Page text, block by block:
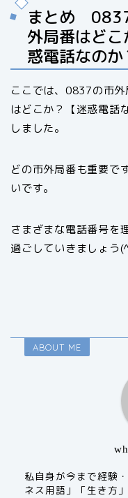
まとめ
外局番はど
惑電話なのか
ここでは、0837の市
はどこか？【迷惑電話
しました。
どの市外局番も重要で
いです。
さまざまな電話番号を
過ごしていきましょう
ABOUT ME
私自身が今まで経験
ネス用語」「生き方